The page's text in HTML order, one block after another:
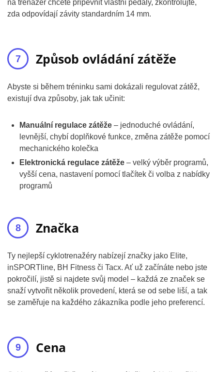
na trenažér chcete připevnit vlastní pedály, zkontrolujte,
zda odpovídají závity standardním 14 mm.
Způsob ovládání zátěže
Abyste si během tréninku sami dokázali regulovat zátěž,
existují dva způsoby, jak tak učinit:
Manuální regulace zátěže – jednoduché ovládání,
levnější, chybí doplňkové funkce, změna zátěže pomocí
mechanického kolečka
Elektronická regulace zátěže – velký výběr programů,
vyšší cena, nastavení pomocí tlačítek či volba z nabídky
programů
Značka
Ty nejlepší cyklotrenažéry nabízejí značky jako Elite,
inSPORTline, BH Fitness či Tacx. Ať už začínáte nebo jste
pokročilí, jistě si najdete svůj model – každá ze značek se
snaží vytvořit několik provedení, která se od sebe liší, a tak
se zaměřuje na každého zákazníka podle jeho preferencí.
Cena